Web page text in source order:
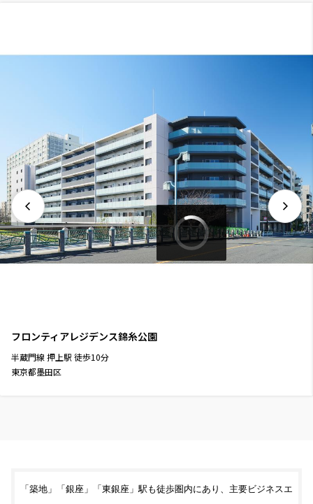
フロンティアレジデンス錦糸公園
半蔵門線 押上駅 徒歩10分
東京都墨田区
「築地」「銀座」「東銀座」駅も徒歩圏内にあり、主要ビジネスエ